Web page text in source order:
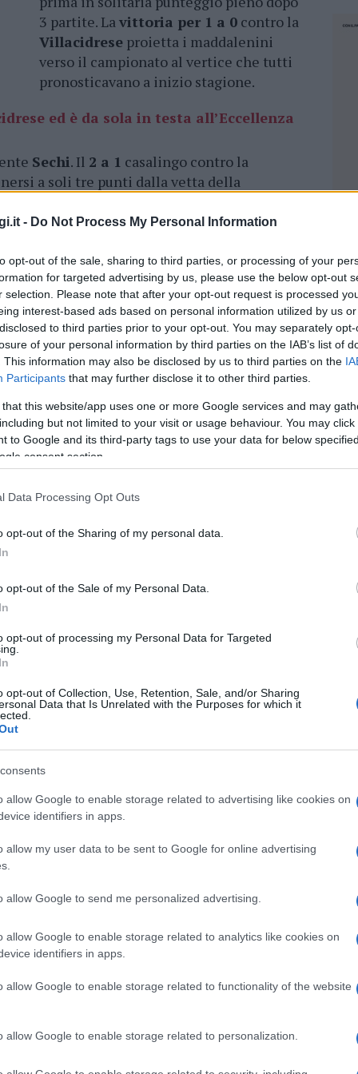
- Do Not Process My Personal Information
opt-out of the sale, sharing to third parties, or processing of your
for targeted advertising by us, please use the below opt-out
selection. Please note that after your opt-out request is processed
interest-based ads based on personal information utilized by us
to third parties prior to your opt-out. You may separately
of your personal information by third parties on the IAB’s list of
This information may also be disclosed by us to third parties on the
Participants that may further disclose it to other third parties.
that this website/app uses one or more Google services and may
but not limited to your visit or usage behaviour. You may
to Google and its third-party tags to use your data for below
consent section.
Data Processing Opt Outs
opt-out of the Sharing of my personal data.
opt-out of the Sale of my Personal Data.
opt-out of processing my Personal Data for Targeted
opt-out of Collection, Use, Retention, Sale, and/or Sharing
Data that Is Unrelated with the Purposes for which it
allow Google to enable storage related to advertising like cookies on
identifiers in apps.
allow my user data to be sent to Google for online advertising
allow Google to send me personalized advertising.
allow Google to enable storage related to analytics like cookies on
identifiers in apps.
allow Google to enable storage related to functionality of the website
allow Google to enable storage related to personalization.
3 partite. Lavittoria per 1 a 0 contro la
Villacidrese proietta i maddalenini
verso il campionato al vertice che tutti
pronosticavano a inizio stagione.
ed è da sola in testa all’Eccellenza
Sechi. Il 2 a 1 casalingo contro la
a soli tre punti dalla vetta della
delle squadre della Gallura
che stanno avendo un inizio
Calangianus, battuto a Cagliari 2 a 0
in salita per i giallorossi, come quello dei
battuto 3 a 1aVillasimiusdalla
dei galluresi ha espresso il proprio giudizio
è questo, èdifficile
inizio, siamo partiti bene. Una buona
avuto uno sbandamento, probabilmente
c’è costato il raddoppio del Villasimius.
Rispetto alle altre partite abbiamo
paio di interventi del loro portiere. Noi
scaltri quando si poteva colpire, e poi
in cui probabilmente non ci siamo
archiviare i fasti della passata stagione e
momento non è facile e io mi sento di
in quanto la responsabile della squadra,
primo devo fare di più per preparare la
– affermaMarini-. Siamo all’inizio,
pensato di partire meglio pensando alla
questo è
ricrearle e ricercarle. Purtroppo domenica
ostica. Dobbiamo migliorare, dobbiamo
molti gol. E anche concretezza. Sono
che giustamente dipendono dall’allenatore,
su questa cose
ci sono, probabilmente in questo momento
l’allenatore a valorizzarli. Andiamo avanti.
avevamo cinque punti. Non facciamo